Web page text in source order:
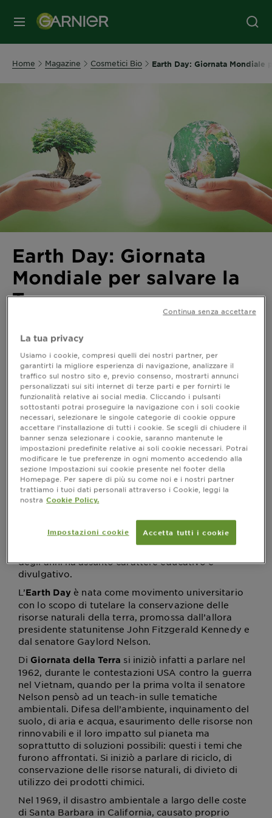
MENU
Home Magazine Cosmetici Bio Earth Day: Giornata Mondiale
Earth Day: Giornata
Mondiale per salvare la
Terra
Che cos’è, quando si celebra e quando è nata l’idea di
una Giornata Mondiale della Terra, diventata oggi la
più grande manifestazione a difesa del pianeta.
Earth Day: Giornata Mondiale per
salvare la Terra
Cinquant’anni fa, durante una conferenza
dell’Unesco a San Francisco, John McConnel,
attivista per la pace, propose una giornata in onore
della Terra; un anno dopo,il 22 aprile del 1970,
nascevala Giornata della Terra
pianeta: 192 i paesi coinvolti, con celebrazioni in
degli anni ha assunto carattere educativo e
divulgativo.
L’Earth Day è nata come movimento universitario
con lo scopo di tutelare la conservazione delle
risorse naturali della terra, promossa dall’allora
presidente statunitense John Fitzgerald Kennedy e
dal senatore Gaylord Nelson.
Di Giornata della Terra si iniziò infatti a parlare nel
1962, durante le contestazioni USA contro la guerra
nel Vietnam, quando per la prima volta il senatore
Nelson pensò ad un teach-in sulle tematiche
ambientali. Difesa dell’ambiente, inquinamento del
suolo, di aria e acqua, esaurimento delle risorse non
rinnovabili e il loro impatto sul pianeta ma
soprattutto di soluzioni possibili: questi i temi che
furono affrontati. Si iniziò a parlare di riciclo, di
conservazione delle risorse naturali, di divieto di
utilizzo dei prodotti chimici.
Nel 1969, il disastro ambientale a largo delle coste
di Santa Barbara in California, causato proprio
La tua privacy
Usiamo i cookie, compresi quelli dei nostri partner, per
garantirti la migliore esperienza di navigazione, analizzare il
traffico sul nostro sito e, previo consenso, mostrarti annunci
personalizzati sui siti internet di terze parti e per fornirti le
funzionalità relative ai social media. Cliccando i pulsanti
sottostanti potrai proseguire la navigazione con i soli cookie
necessari, selezionare le singole categorie di cookie oppure
accettare l’installazione di tutti i cookie. Se scegli di chiudere il
banner senza selezionare i cookie, saranno mantenute le
impostazioni predefinite relative ai soli cookie necessari. Potrai
modificare le tue preferenze in ogni momento accedendo alla
sezione Impostazioni sui cookie presente nel footer della
Homepage. Per sapere di più su come noi e i nostri partner
trattiamo i tuoi dati personali attraverso i Cookie, leggi la
nostra Cookie Policy.
Impostazioni cookie Accetta tutti i cookie
Continua senza accettare